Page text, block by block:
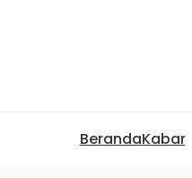
BerandaKabar